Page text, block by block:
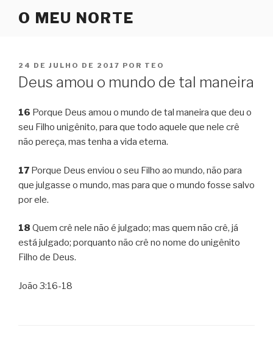
O MEU NORTE
PUBLICADO
EM
24 DE JULHO DE 2017 POR TEO
Deus amou o mundo de tal maneira
16 Porque Deus amou o mundo de tal maneira que deu o
seu Filho unigênito, para que todo aquele que nele crê
não pereça, mas tenha a vida eterna.
17 Porque Deus enviou o seu Filho ao mundo, não para
que julgasse o mundo, mas para que o mundo fosse salvo
por ele.
18 Quem crê nele não é julgado; mas quem não crê, já
está julgado; porquanto não crê no nome do unigênito
Filho de Deus.
João 3:16-18